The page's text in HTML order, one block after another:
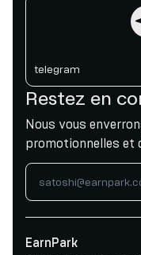
telegram
Restez en
Nous vous
promotionnelles et
EarnPark